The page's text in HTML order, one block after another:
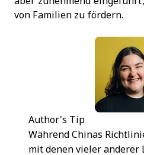
von Familien zu fördern.
Author's Tip
Während Chinas
mit denen vieler anderer